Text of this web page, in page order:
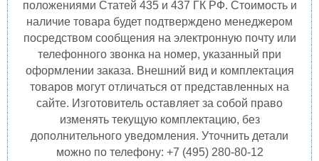
положениями Статей 435 и 437 ГК РФ. Стоимость и
наличие товара будет подтверждено менеджером
посредством сообщения на электронную почту или
телефонного звонка на номер, указанный при
оформлении заказа. Внешний вид и комплектация
товаров могут отличаться от представленных на
сайте. Изготовитель оставляет за собой право
изменять текущую комплектацию, без
дополнительного уведомления. Уточнить детали
можно по телефону: +7 (495) 280-80-12